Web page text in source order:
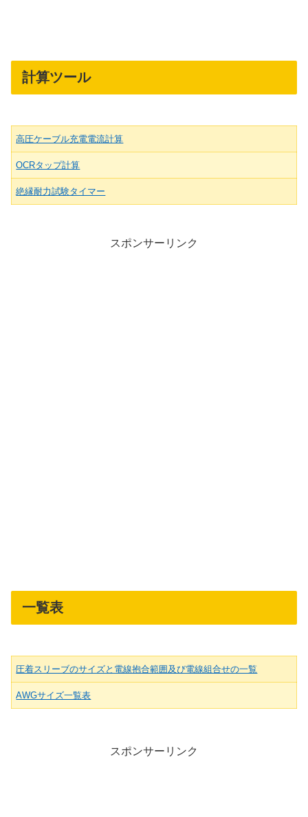
計算ツール
高圧ケーブル充電電流計算
OCRタップ計算
絶縁耐力試験タイマー
スポンサーリンク
一覧表
圧着スリーブのサイズと電線抱合範囲及び電線組合せの一覧
AWGサイズ一覧表
スポンサーリンク